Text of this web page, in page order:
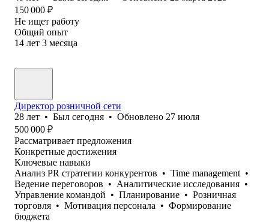
150 000 ₽
Не ищет работу
Общий опыт
14 лет 3 месяца
Директор розничной сети
28 лет • Был сегодня • Обновлено 27 июля
500 000 ₽
Рассматривает предложения
Конкретные достижения
Ключевые навыки
Анализ PR стратегии конкурентов • Time management •
Ведение переговоров • Аналитические исследования •
Управление командой • Планирование • Розничная
торговля • Мотивация персонала • Формирование
бюджета